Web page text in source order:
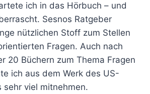
ich in das Hörbuch – und
Sesnos Ratgeber
nützlichen Stoff zum Stellen
Fragen. Auch nach
20 Büchern zum Thema Fragen
ich aus dem Werk des US-
sehr viel mitnehmen.